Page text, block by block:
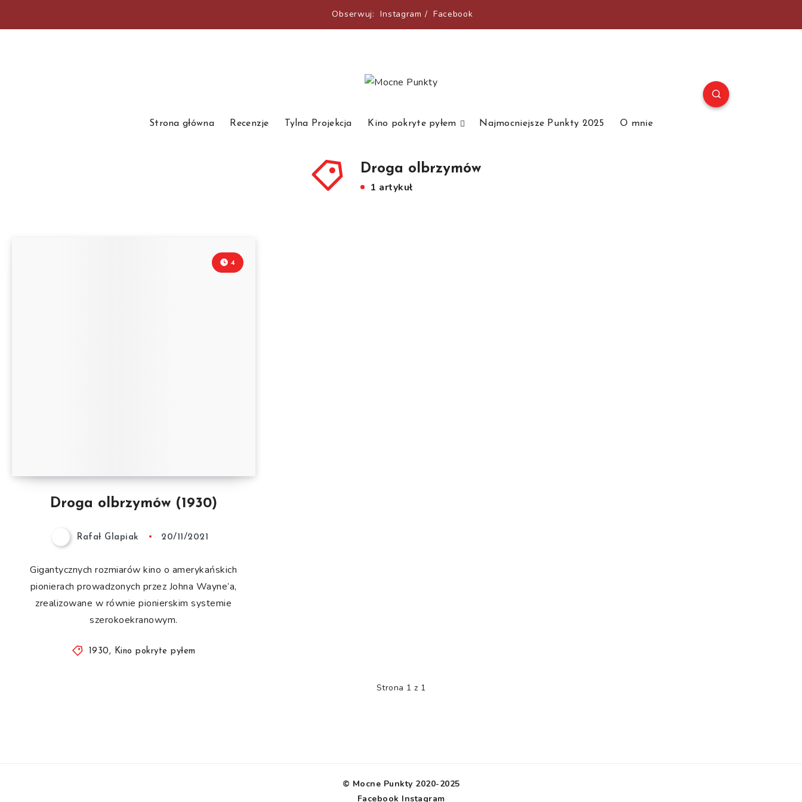
Obserwuj: Instagram / Facebook
Strona główna Recenzje Tylna Projekcja Kino pokryte pyłem Najmocniejsze Punkty 2025 O mnie
Droga olbrzymów
1 artykuł
Droga olbrzymów (1930)
4
Rafał Glapiak 20/11/2021
Gigantycznych rozmiarów kino o amerykańskich
pionierach prowadzonych przez Johna Wayne’a,
zrealizowane w równie pionierskim systemie
szerokoekranowym.
1930, Kino pokryte pyłem
Strona 1 z 1
© Mocne Punkty 2020-2025
Facebook Instagram